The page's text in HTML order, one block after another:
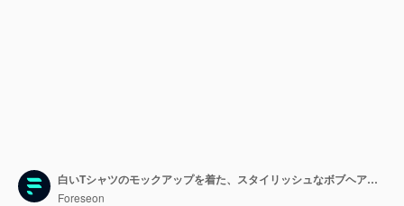
白いTシャツのモックアップを着た、スタイリッシュなボブヘアカットの笑顔の若い女性
Foreseon